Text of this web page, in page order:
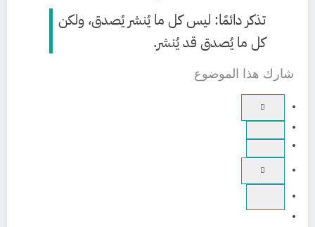
تذكر دائمًا: ليس كل ما يُنشر يُصدق، ولكن
كل ما يُصدق قد يُنشر.
شارك هذا الموضوع